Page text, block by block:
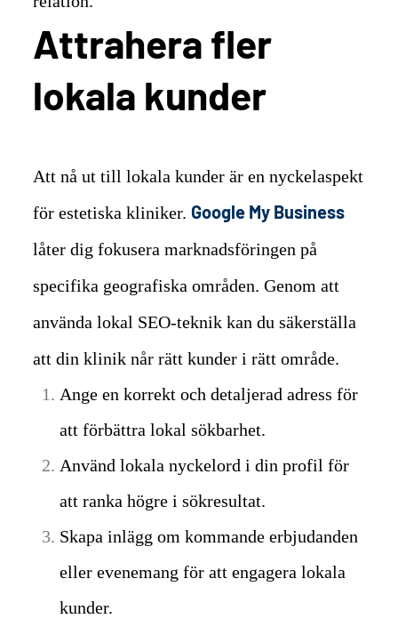
Attrahera fler
lokala kunder
Att nå ut till lokala kunder är en nyckelaspekt
för estetiska kliniker. Google My Business
låter dig fokusera marknadsföringen på
specifika geografiska områden. Genom att
använda lokal SEO-teknik kan du säkerställa
att din klinik når rätt kunder i rätt område.
Ange en korrekt och detaljerad adress för
att förbättra lokal sökbarhet.
Använd lokala nyckelord i din profil för
att ranka högre i sökresultat.
Skapa inlägg om kommande erbjudanden
eller evenemang för att engagera lokala
kunder.